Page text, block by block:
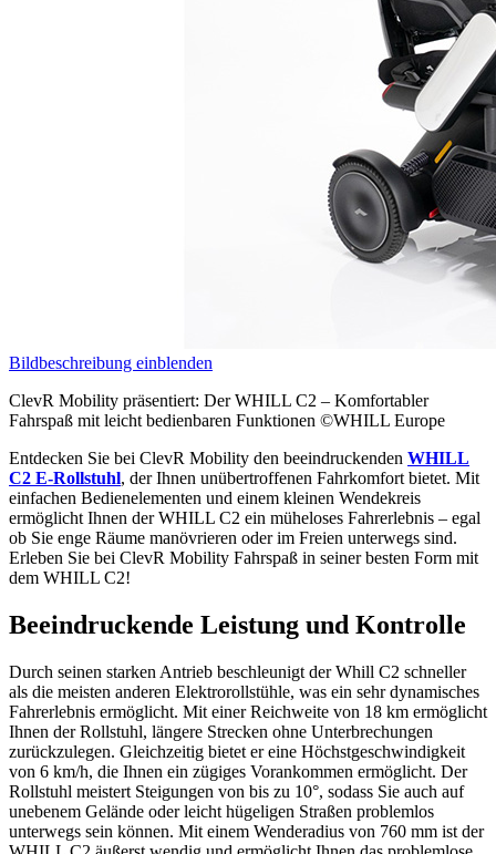
Bildbeschreibung einblenden
ClevR Mobility präsentiert: Der WHILL C2 – Komfortabler
Fahrspaß mit leicht bedienbaren Funktionen ©WHILL Europe
Entdecken Sie bei ClevR Mobility den beeindruckenden WHILL
C2 E-Rollstuhl, der Ihnen unübertroffenen Fahrkomfort bietet. Mit
einfachen Bedienelementen und einem kleinen Wendekreis
ermöglicht Ihnen der WHILL C2 ein müheloses Fahrerlebnis – egal
ob Sie enge Räume manövrieren oder im Freien unterwegs sind.
Erleben Sie bei ClevR Mobility Fahrspaß in seiner besten Form mit
dem WHILL C2!
Beeindruckende Leistung und Kontrolle
Durch seinen starken Antrieb beschleunigt der Whill C2 schneller
als die meisten anderen Elektrorollstühle, was ein sehr dynamisches
Fahrerlebnis ermöglicht. Mit einer Reichweite von 18 km ermöglicht
Ihnen der Rollstuhl, längere Strecken ohne Unterbrechungen
zurückzulegen. Gleichzeitig bietet er eine Höchstgeschwindigkeit
von 6 km/h, die Ihnen ein zügiges Vorankommen ermöglicht. Der
Rollstuhl meistert Steigungen von bis zu 10°, sodass Sie auch auf
unebenem Gelände oder leicht hügeligen Straßen problemlos
unterwegs sein können. Mit einem Wenderadius von 760 mm ist der